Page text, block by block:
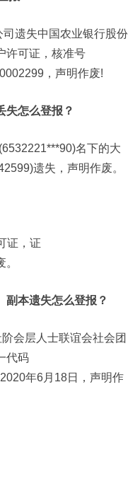
遗失中国农业银行股份
许可证，核准号
，声明作废!
失怎么登报？
名下的大
遗失，声明作废。
证，证
副本遗失怎么登报？
会层人士联谊会社会团
代码
年6月18日，声明作